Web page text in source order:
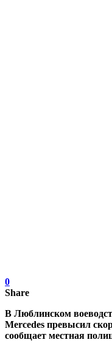
0
Share
В Люблинском
Mercedes превысил
сообщает местная